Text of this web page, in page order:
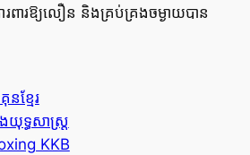
ពារឱ្យលឿន និងគ្រប់គ្រងចម្ងាយបាន
ខ្មែរ
យុទ្ធសាស្ត្រ
KKB